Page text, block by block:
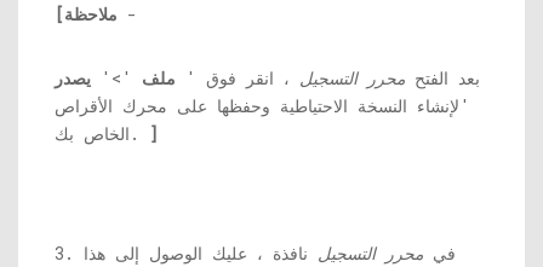
[ملاحظة -
بعد الفتح محرر التسجيل ، انقر فوق ' ملف '>' يصدر
'لإنشاء النسخة الاحتياطية وحفظها على محرك الأقراص
الخاص بك.
]
3. في محرر التسجيل نافذة ، عليك الوصول إلى هذا